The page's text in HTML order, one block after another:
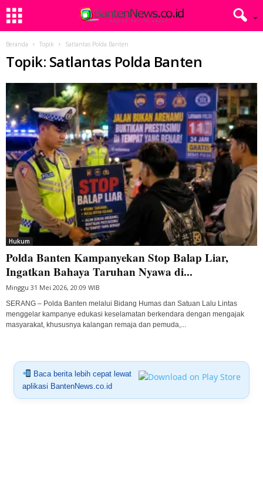
Beranda Topik Satlantas Polda Banten
Topik: Satlantas Polda Banten
Hukum
Polda Banten Kampanyekan Stop Balap Liar,
Ingatkan Bahaya Taruhan Nyawa di...
Minggu 31 Mei 2026, 20:09 WIB
SERANG – Polda Banten melalui Bidang Humas dan Satuan Lalu Lintas
menggelar kampanye edukasi keselamatan berkendara dengan mengajak
masyarakat, khususnya kalangan remaja dan pemuda,...
Baca berita lebih cepat lewat
aplikasi BantenNews.co.id